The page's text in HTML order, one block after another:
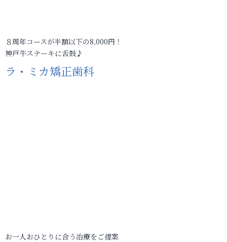
８周年コースが半額以下の8,000円！
神戸牛ステーキに舌鼓♪
ラ・ミカ矯正歯科
お一人おひとりに合う治療をご提案